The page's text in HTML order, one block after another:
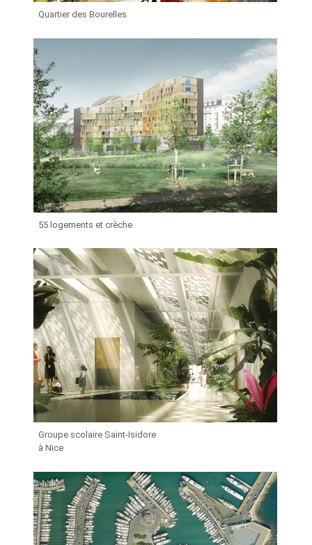
Quartier des Bourelles
55 logements et crèche
Groupe scolaire Saint-Isidore
à Nice